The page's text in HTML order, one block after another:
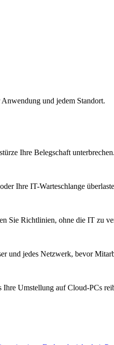
und jedem Standort.
Ihre Belegschaft unterbrechen.
Ihre IT-Warteschlange
Sie Richtlinien, ohne die IT zu
und jedes Netzwerk, bevor
Umstellung auf Cloud-PCs